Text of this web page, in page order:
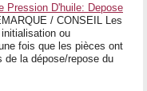
Pression D'huile: Depose
/ CONSEIL Les
ou
fois que les pièces ont
de la dépose/repose du